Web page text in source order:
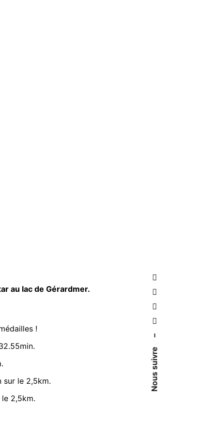
Nous suivre
au lac de Gérardmer.
!
sur le 2,5km.
2,5km.